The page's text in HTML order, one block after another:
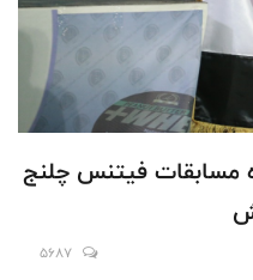
مسابقات فیتنس چلنج
5687